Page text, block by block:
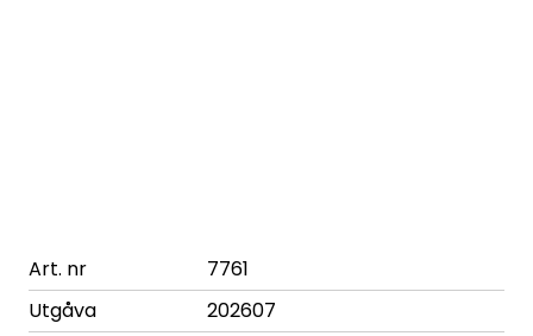
Art. nr
7761
Utgåva
202607